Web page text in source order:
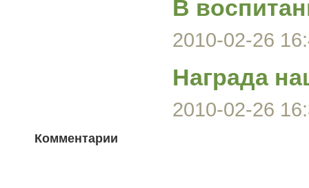
В
2010-02-26
Награда
2010-02-26
Комментарии